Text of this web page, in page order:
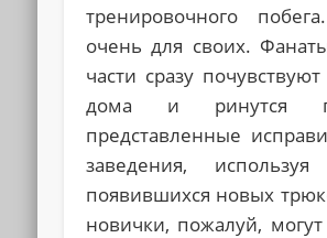
тренировочного
очень для своих.
части сразу
дома и ринутся
представленные
заведения, используя
появившихся новых
новички, пожалуй, могут